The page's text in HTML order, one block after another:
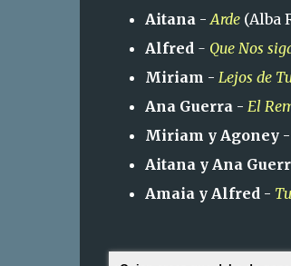
Aitana-Arde (Alba
Alfred- Que Nos
Miriam - Lejos de
Ana Guerra- El
Miriam y Agoney
Aitana y Ana
Amaia y Alfred -